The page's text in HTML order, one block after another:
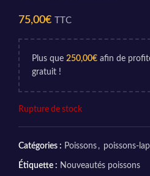
75,00€ TTC
Plus que 250,00€ afin de
gratuit !
Rupture de stock
Catégories : Poissons , poissons-
Étiquette : Nouveautés poissons